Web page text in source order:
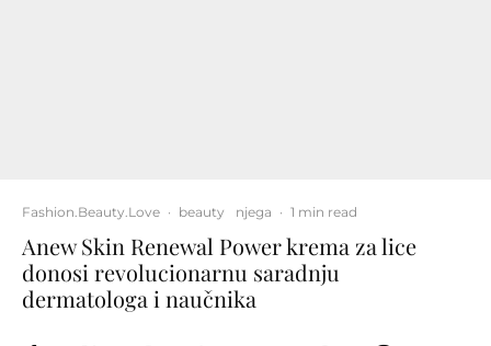
Fashion.Beauty.Love · beauty njega · 1 min read
Anew Skin Renewal Power krema za lice
donosi revolucionarnu saradnju
dermatologa i naučnika